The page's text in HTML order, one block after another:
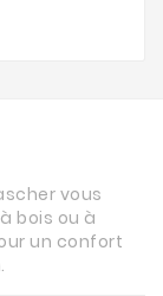
vous
bois ou à
un confort